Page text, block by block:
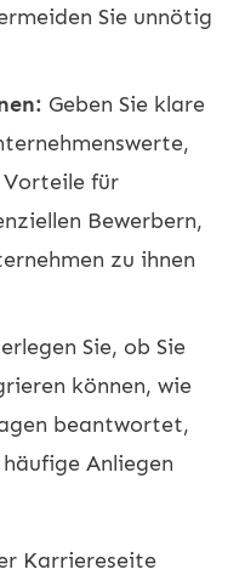
Sie unnötig
Geben Sie klare
für
Bewerbern,
zu ihnen
Sie, ob Sie
können, wie
beantwortet,
Anliegen
Karriereseite